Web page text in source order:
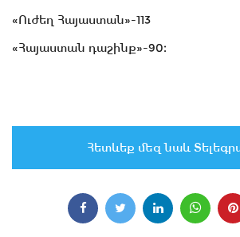
«Ուժեղ Հայաստան»-113
«Հայաստան դաշինք»-90։
Հետևեք մեզ նաև